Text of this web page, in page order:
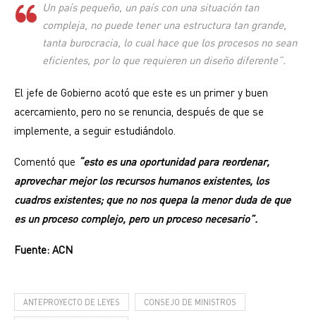
Un país pequeño, un país con una situación tan
compleja, no puede tener una estructura tan grande,
tanta burocracia, lo cual hace que los procesos no sean
eficientes, por lo que requieren un diseño diferente”.
El jefe de Gobierno acotó que este es un primer y buen
acercamiento, pero no se renuncia, después de que se
implemente, a seguir estudiándolo.
Comentó que “esto es una oportunidad para reordenar,
aprovechar mejor los recursos humanos existentes, los
cuadros existentes; que no nos quepa la menor duda de que
es un proceso complejo, pero un proceso necesario”.
Fuente: ACN
ANTEPROYECTO DE LEYES CONSEJO DE MINISTROS